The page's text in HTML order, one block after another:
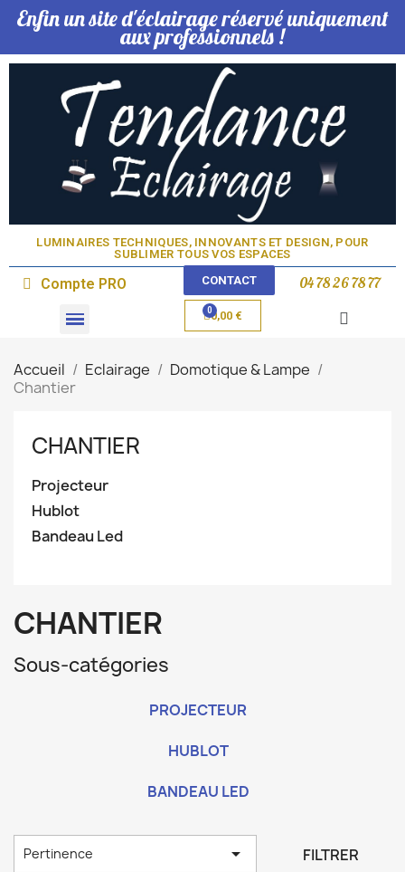
Enfin un site d'éclairage réservé uniquement
aux professionnels !
LUMINAIRES TECHNIQUES, INNOVANTS ET DESIGN, POUR
SUBLIMER TOUS VOS ESPACES​
Compte PRO CONTACT 04 78 26 78 77
0,00 €
Accueil Eclairage
Domotique & Lampe
Chantier
CHANTIER
Projecteur
Hublot
Bandeau Led
CHANTIER
Sous-catégories
PROJECTEUR
HUBLOT
BANDEAU LED
Pertinence  FILTRER